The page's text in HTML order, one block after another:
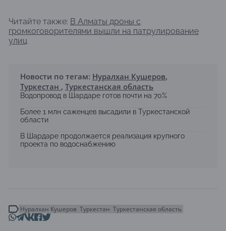
Читайте также: В Алматы дроны с
громкоговорителями вышли на патрулирование
улиц
Новости по тегам: Нуралхан Кушеров,
Туркестан , Туркестанская область
Водопровод в Шардаре готов почти на 70%
Более 1 млн саженцев высадили в Туркестанской
области
В Шардаре продолжается реализация крупного
проекта по водоснабжению
Нуралхан Кушеров Туркестан Туркестанская область